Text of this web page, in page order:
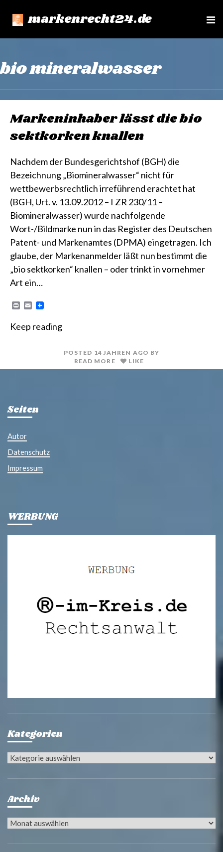
markenrecht24.de
e
bio mineralwasser
Markeninhaber lässt die bio
sektkorken knallen
Nachdem der Bundesgerichtshof (BGH) die
Bezeichnung „Biomineralwasser“ nicht für
wettbewerbsrechtlich irreführend erachtet hat
(BGH, Urt. v. 13.09.2012 – I ZR 230/11 –
Biomineralwasser) wurde nachfolgende
Wort-/Bildmarke nun in das Register des Deutschen
Patent- und Markenamtes (DPMA) eingetragen. Ich
glaube, der Markenanmelder läßt nun bestimmt die
„bio sektkorken“ knallen – oder trinkt in vornehmer
Art ein…
n
E
i
Keep reading
POSTED 14 JAHREN AGO BY
READ MORE
LIKE
Seiten
Autor
Datenschutz
Impressum
WERBUNG
Kategorien
Kategorien
Archiv
Archiv